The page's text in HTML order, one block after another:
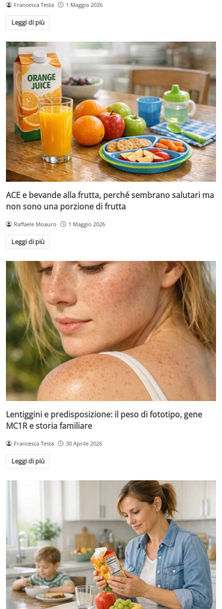
Francesca Testa 1 Maggio 2026
Leggi di più
ACE e bevande alla frutta, perché sembrano salutari ma
non sono una porzione di frutta
Raffaele Moauro 1 Maggio 2026
Leggi di più
Lentiggini e predisposizione: il peso di fototipo, gene
MC1R e storia familiare
Francesca Testa 30 Aprile 2026
Leggi di più